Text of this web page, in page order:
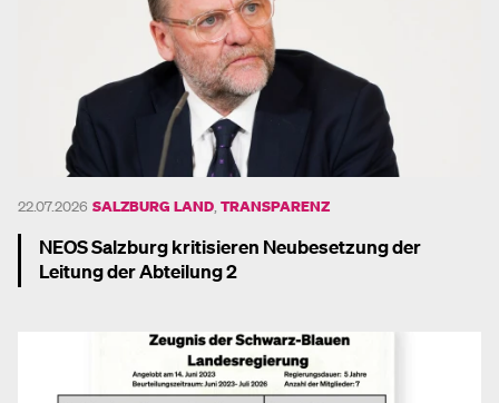
22.07.2026 SALZBURG LAND TRANSPARENZ
NEOS Salzburg kritisieren Neubesetzung der
Leitung der Abteilung 2